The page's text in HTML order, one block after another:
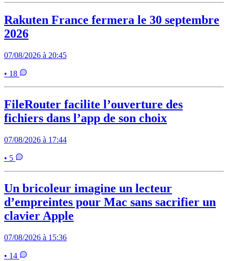
Rakuten France fermera le 30 septembre
2026
07/08/2026 à 20:45
• 18
FileRouter facilite l’ouverture des
fichiers dans l’app de son choix
07/08/2026 à 17:44
• 5
Un bricoleur imagine un lecteur
d’empreintes pour Mac sans sacrifier un
clavier Apple
07/08/2026 à 15:36
• 14